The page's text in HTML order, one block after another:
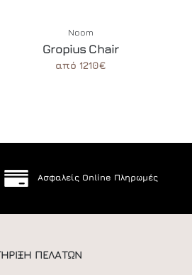
Noom
Gropius Chair
από 1210€
Ασφαλείς Online Πληρωμές
ΠΕΛΑΤΩΝ